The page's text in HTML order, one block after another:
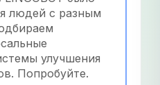
людей с разным
улучшения
Попробуйте.